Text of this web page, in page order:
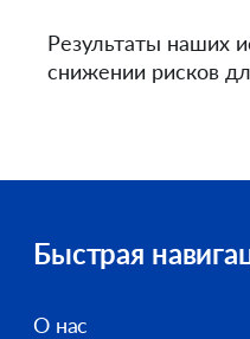
Результаты наших
снижении рисков
Быстрая
О нас